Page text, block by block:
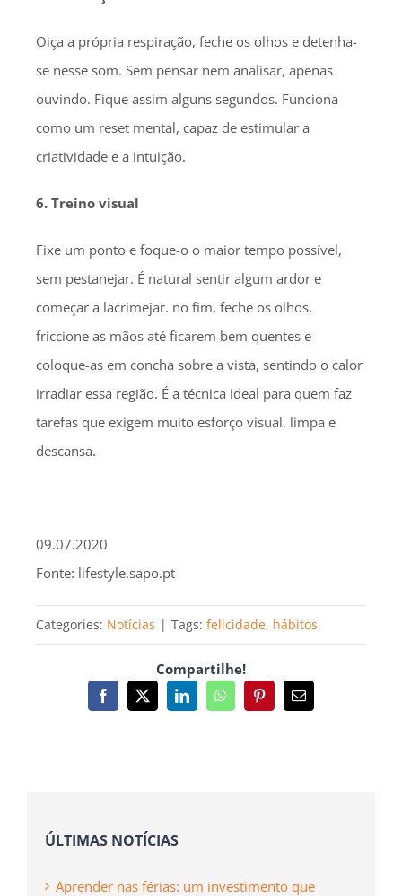
Oiça a própria respiração, feche os olhos e detenha-
se nesse som. Sem pensar nem analisar, apenas
ouvindo. Fique assim alguns segundos. Funciona
como um reset mental, capaz de estimular a
criatividade e a intuição.
6. Treino visual
Fixe um ponto e foque-o o maior tempo possível,
sem pestanejar. É natural sentir algum ardor e
começar a lacrimejar. no fim, feche os olhos,
friccione as mãos até ficarem bem quentes e
coloque-as em concha sobre a vista, sentindo o calor
irradiar essa região. É a técnica ideal para quem faz
tarefas que exigem muito esforço visual. limpa e
descansa.
09.07.2020
Fonte: lifestyle.sapo.pt
Categories: Notícias | Tags: felicidade, hábitos
Compartilhe!
Facebook
X LinkedInWhatsAppPinterestEmail
(necessário
ÚLTIMAS NOTÍCIAS
Aprender nas férias: um investimento que